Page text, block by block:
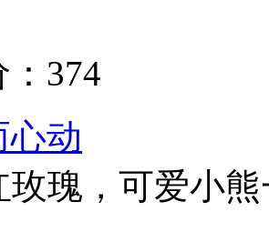
374
心动
玫瑰，可爱小